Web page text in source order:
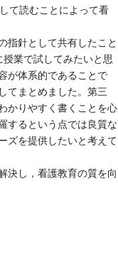
て読むことによって看
針として共有したこと
業で試してみたいと思
が体系的であることで
てまとめました。第三
かりやすく書くことを心
するという点では良質な
ズを提供したいと考えて
し，看護教育の質を向